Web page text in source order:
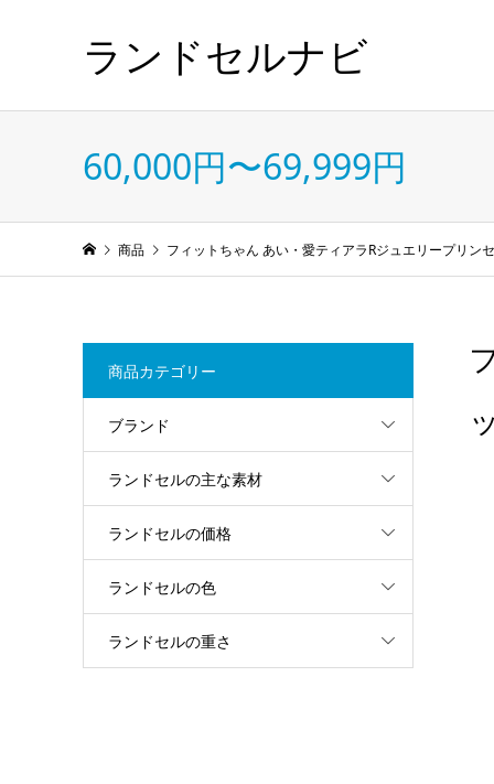
ランドセルナビ
60,000円〜69,999円
商品 フィットちゃん あい・愛ティアラRジュエリープリン
商品カテゴリー
ブランド
ランドセルの主な素材
ランドセルの価格
ランドセルの色
ランドセルの重さ